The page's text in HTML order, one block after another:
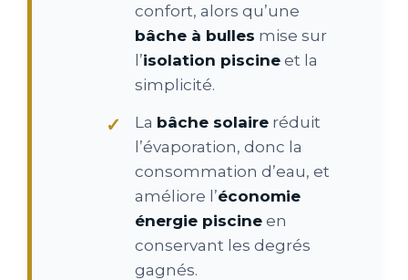
confort, alors qu’une
bâche à bulles mise sur
l’isolation piscine et la
simplicité.
La bâche solaire réduit
l’évaporation, donc la
consommation d’eau, et
améliore l’économie
énergie piscine en
conservant les degrés
gagnés.